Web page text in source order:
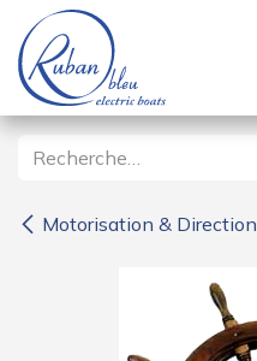
Se rendre au contenu
Motorisation & Direction